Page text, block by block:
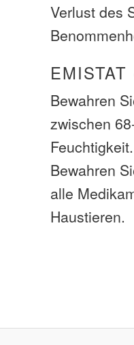
Verlust des
Bewahren
zwischen
Bewahren
alle
Haustieren.